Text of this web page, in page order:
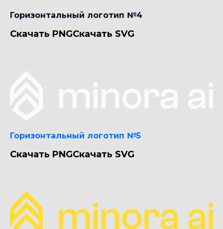
Горизонтальный логотип №4
Скачать PNGСкачать SVG
Горизонтальный логотип №5
Скачать PNGСкачать SVG